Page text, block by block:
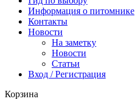
Информация о питомнике
Контакты
Новости
На заметку
Новости
Статьи
Вход / Регистрация
Корзина